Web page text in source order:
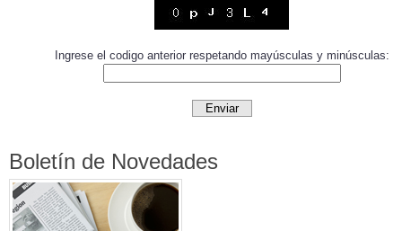
Ingrese el codigo anterior respetando mayúsculas y minúsculas:
Boletín de Novedades